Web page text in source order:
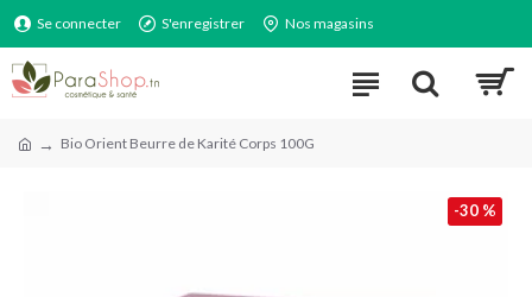
Se connecter S'enregistrer Nos magasins
Bio Orient Beurre de Karité Corps 100G
-30 %